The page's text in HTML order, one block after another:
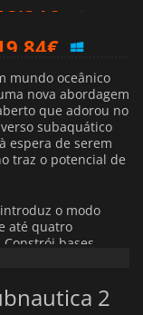
23.99€
mundo oceânico
nova abordagem
que adorou no
subaquático
espera de serem
traz o potencial de
introduz o modo
até quatro
bases
colabora para
numa
o trabalho de 2